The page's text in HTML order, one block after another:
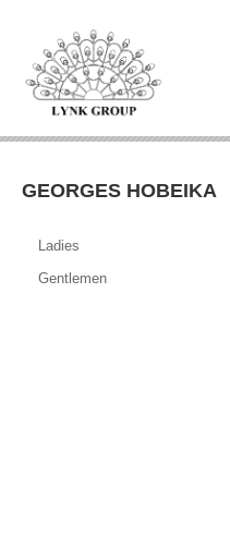
GEORGES HOBEIKA
Ladies
Gentlemen